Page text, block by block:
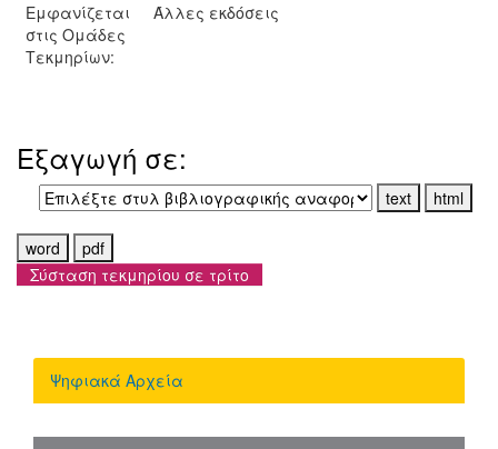
Εμφανίζεται
στις Ομάδες
Τεκμηρίων:
Άλλες εκδόσεις
Εξαγωγή σε:
Σύσταση τεκμηρίου σε τρίτο
Ψηφιακά Αρχεία